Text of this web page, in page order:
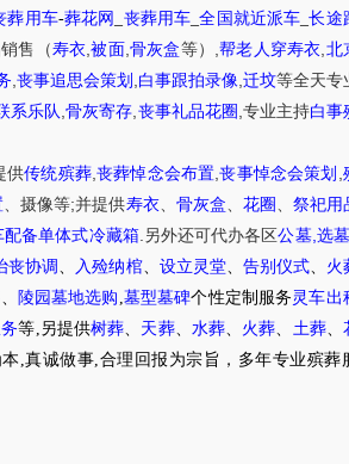
葬用车-葬花网 丧葬用车 _全国就近派车 _长途
售 （寿衣 ,被面, 骨灰盒等） ,帮老人穿寿衣 北
丧事追思会策划 白事跟拍录像 迁坟等全天专
系乐队 ,骨灰寄存 丧事礼品花圈 专业主持白事
供传统殡葬, 丧葬悼念会布置 ,丧事悼念会策划
、摄像等;并提供寿衣、 骨灰盒 花圈 祭祀用
配备单体式冷藏箱. 另外还可代办各区公墓, 选墓
丧协调 入殓纳棺、 设立灵堂、 告别仪式
火
陵园墓地选购 墓型墓碑个性定制服务 灵车出
等,另提供树葬 天葬、 水葬 火葬 土葬、
,真诚做事,合理回报为宗旨，多年专业殡葬